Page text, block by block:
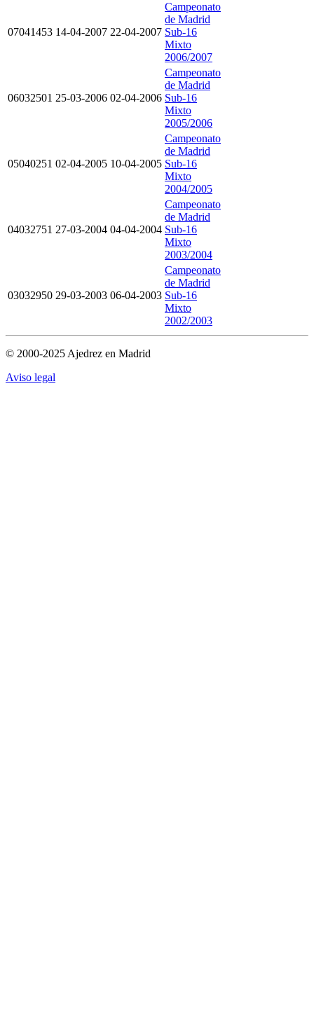
07041453 14-04-2007 22-04-2007
Campeonato
de Madrid
Sub-16
Mixto
2006/2007
06032501 25-03-2006 02-04-2006
Campeonato
de Madrid
Sub-16
Mixto
2005/2006
05040251 02-04-2005 10-04-2005
Campeonato
de Madrid
Sub-16
Mixto
2004/2005
04032751 27-03-2004 04-04-2004
Campeonato
de Madrid
Sub-16
Mixto
2003/2004
03032950 29-03-2003 06-04-2003
Campeonato
de Madrid
Sub-16
Mixto
2002/2003
© 2000-2025 Ajedrez en Madrid
Aviso legal